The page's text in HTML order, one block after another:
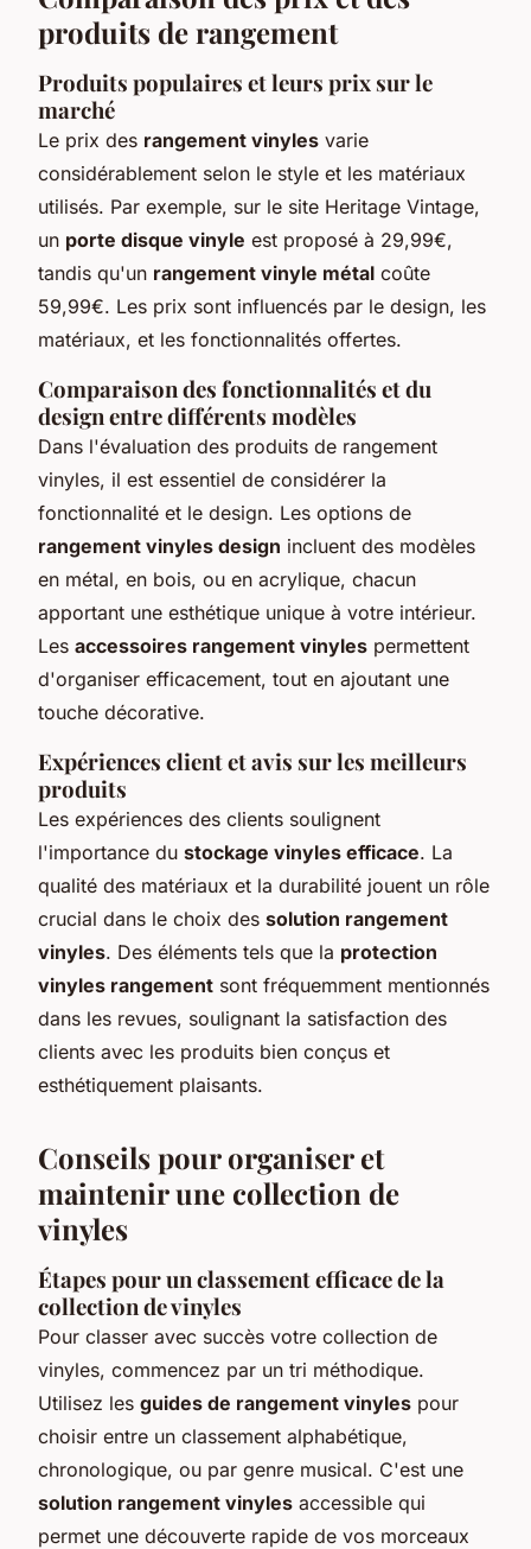
produits de rangement
Produits populaires et leurs prix sur le
marché
Le prix des rangement vinyles varie
considérablement selon le style et les matériaux
utilisés. Par exemple, sur le site Heritage Vintage,
un porte disque vinyle est proposé à 29,99€,
tandis qu'un rangement vinyle métal coûte
59,99€. Les prix sont influencés par le design, les
matériaux, et les fonctionnalités offertes.
Comparaison des fonctionnalités et du
design entre différents modèles
Dans l'évaluation des produits de rangement
vinyles, il est essentiel de considérer la
fonctionnalité et le design. Les options de
rangement vinyles design incluent des modèles
en métal, en bois, ou en acrylique, chacun
apportant une esthétique unique à votre intérieur.
Les accessoires rangement vinyles permettent
d'organiser efficacement, tout en ajoutant une
touche décorative.
Expériences client et avis sur les meilleurs
produits
Les expériences des clients soulignent
l'importance du stockage vinyles efficace. La
qualité des matériaux et la durabilité jouent un rôle
crucial dans le choix des solution rangement
vinyles. Des éléments tels que la protection
vinyles rangement sont fréquemment mentionnés
dans les revues, soulignant la satisfaction des
clients avec les produits bien conçus et
esthétiquement plaisants.
Conseils pour organiser et
maintenir une collection de
vinyles
Étapes pour un classement efficace de la
collection de vinyles
Pour classer avec succès votre collection de
vinyles, commencez par un tri méthodique.
Utilisez les guides de rangement vinyles pour
choisir entre un classement alphabétique,
chronologique, ou par genre musical. C'est une
solution rangement vinyles accessible qui
permet une découverte rapide de vos morceaux